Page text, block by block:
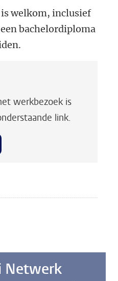
welkom, inclusief
bachelordiploma
werkbezoek is
link.
Mastodon
Netwerk